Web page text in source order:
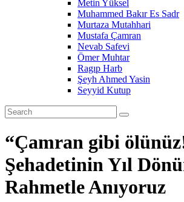
Metin Yüksel
Muhammed Bakır Es Sadr
Murtaza Mutahhari
Mustafa Çamran
Nevab Safevi
Ömer Muhtar
Ragıp Harb
Şeyh Ahmed Yasin
Seyyid Kutup
“Çamran gibi
Şehadetinin Yıl
Rahmetle Anıyoruz